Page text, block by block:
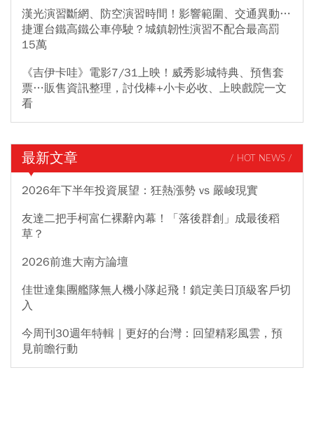
漢光演習斷網、防空演習時間！影響範圍、交通異動…
捷運台鐵高鐵公車停駛？城鎮韌性演習不配合最高罰
15萬
《吉伊卡哇》電影7/31上映！威秀影城特典、預售套
票…販售資訊整理，討伐棒+小卡必收、上映戲院一文
看
最新文章 / HOT NEWS /
2026年下半年投資展望：狂熱漲勢 vs 嚴峻現實
友達二把手柯富仁裸辭內幕！「落後群創」成最後稻
草？
2026前進大南方論壇
佳世達集團艦隊無人機小隊起飛！鎖定美日頂級客戶切
入
今周刊30週年特輯｜更好的台灣：回望精彩風雲，預
見前瞻行動